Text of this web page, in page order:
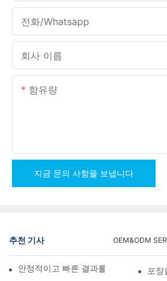
전화/whatsapp
회사 이름
함유량
지금 문의 사항을 보냅니다
추천 기사 OEM&ODM
안정적이고 빠른 결과를 위한 나사 카운
포장